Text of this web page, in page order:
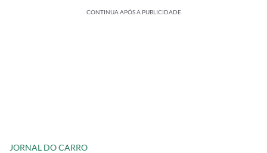
CONTINUA APÓS A PUBLICIDADE
JORNAL DO CARRO